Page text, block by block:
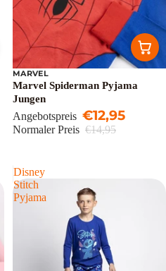
Sale
MARVEL
Marvel Spiderman Pyjama
Jungen
Angebotspreis €12,95
Normaler Preis €14,95
Disney
Stitch
Pyjama